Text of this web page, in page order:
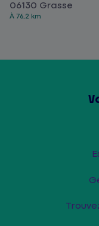
06130 Grasse
À 76,2 km